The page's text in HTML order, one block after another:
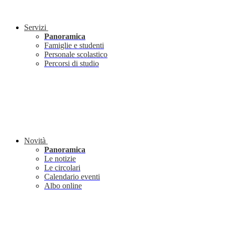
Servizi
Panoramica
Famiglie e studenti
Personale scolastico
Percorsi di studio
Novità
Panoramica
Le notizie
Le circolari
Calendario eventi
Albo online